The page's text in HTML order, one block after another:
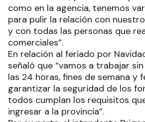
como en la agencia, tenemos
para pulir la relación con
y con todas las personas que
comerciales”.
En relación al feriado por
señaló que “vamos a trabajar
las 24 horas, fines de semana y
garantizar la seguridad de los
todos cumplan los requisitos
ingresar a la provincia”.